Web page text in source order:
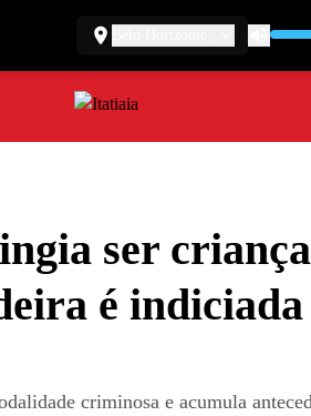
ser
é
criminosa e acumula